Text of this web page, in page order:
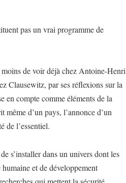
pas un vrai programme de
de voir déjà chez Antoine-Henri
Clausewitz, par ses réflexions sur la
en compte comme éléments de la
même d’un pays, l’annonce d’un
de l’essentiel.
s’installer dans un univers dont les
et de développement